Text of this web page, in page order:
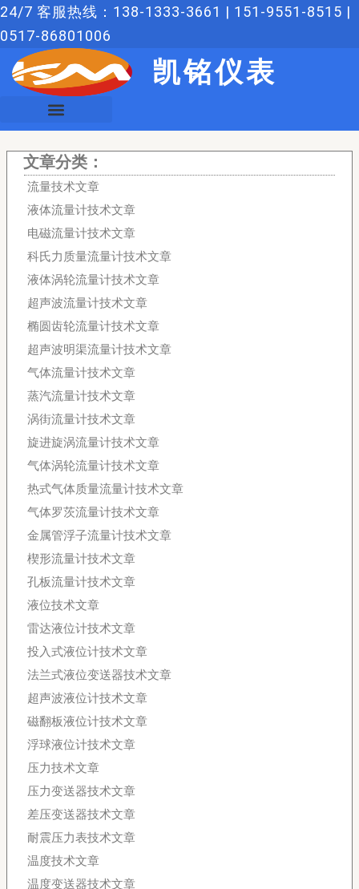
跳
至
24/7 客服热线：138-1333-3661 | 151-9551-8515 |
0517-86801006
凯铭仪表
文章分类：
流量技术文章
液体流量计技术文章
电磁流量计技术文章
科氏力质量流量计技术文章
液体涡轮流量计技术文章
超声波流量计技术文章
椭圆齿轮流量计技术文章
超声波明渠流量计技术文章
气体流量计技术文章
蒸汽流量计技术文章
涡街流量计技术文章
旋进旋涡流量计技术文章
气体涡轮流量计技术文章
热式气体质量流量计技术文章
气体罗茨流量计技术文章
金属管浮子流量计技术文章
楔形流量计技术文章
孔板流量计技术文章
液位技术文章
雷达液位计技术文章
投入式液位计技术文章
法兰式液位变送器技术文章
超声波液位计技术文章
磁翻板液位计技术文章
浮球液位计技术文章
压力技术文章
压力变送器技术文章
差压变送器技术文章
耐震压力表技术文章
温度技术文章
温度变送器技术文章